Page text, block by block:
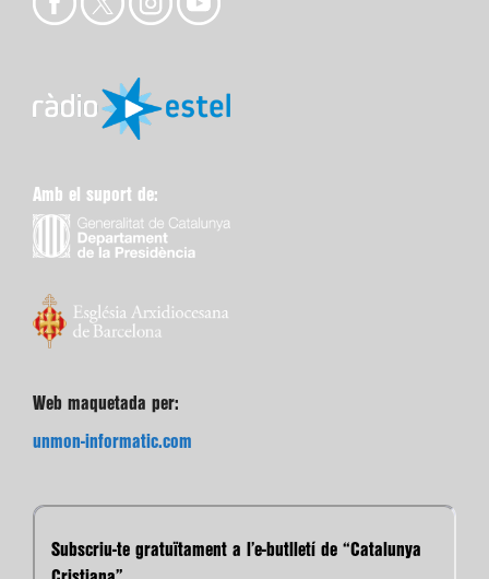
Amb el suport de:
Web maquetada per:
unmon-informatic.com
Subscriu-te gratuïtament a l’e-butlletí de “Catalunya